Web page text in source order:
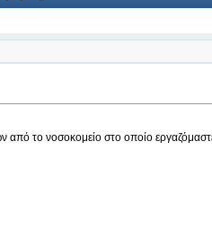
από το νοσοκομείο στο οποίο